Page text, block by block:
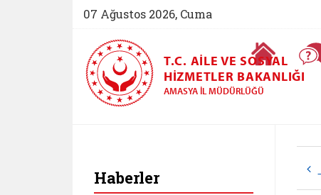
07 Ağustos 2026, Cuma
Ana Sayfa
T.C. AILE VE SOSYAL
HIZMETLER BAKANLIĞI
AMASYA İL MÜDÜRLÜĞÜ
Haberler